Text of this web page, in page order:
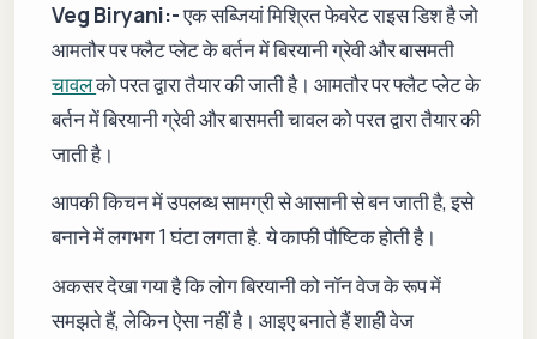
Veg Biryani:-एक सब्जियां मिश्रित फेवरेट राइस डिश है जो
आमतौर पर फ्लैट प्लेट के बर्तन में बिरयानी ग्रेवी और बासमती
चावलको परत द्वारा तैयार की जाती है। आमतौर पर फ्लैट प्लेट के
बर्तन में बिरयानी ग्रेवी और बासमती चावल को परत द्वारा तैयार की
जाती है।
आपकी किचन में उपलब्ध सामग्री से आसानी से बन जाती है, इसे
बनाने में लगभग 1 घंटा लगता है. ये काफी पौष्टिक होती है।
अकसर देखा गया है कि लोग बिरयानी को नॉन वेज के रूप में
समझते हैं, लेकिन ऐसा नहीं है। आइए बनाते हैं शाही वेज